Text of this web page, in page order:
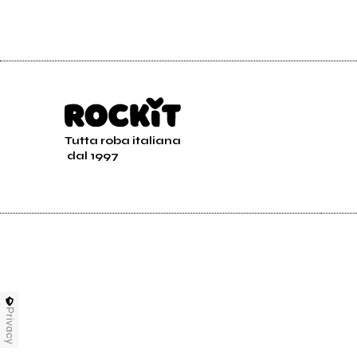
Tutta roba italiana
dal 1997
Privacy